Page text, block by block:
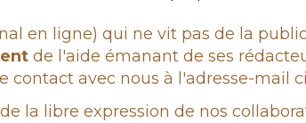
en ligne) qui ne vit pas de la
de l'aide émanant de ses
avec nous à l'adresse-mail
la libre expression de nos